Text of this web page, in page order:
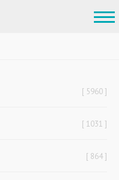
5960
1031
864